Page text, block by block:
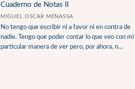
Cuaderno de Notas II
MIGUEL OSCAR MENASSA
No tengo que escribir ni a favor ni en contra de
nadie. Tengo que poder contar lo que veo con mi
particular manera de ver pero, por ahora, n...